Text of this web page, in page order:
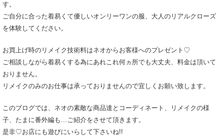
す。
ご自分に合った着易くて優しいオンリーワンの服、大人のリアルクローズ
を体験してください。
お買上げ時のリメイク技術料はネオからお客様へのプレゼント♡
ご相談しながら着易くする為にあれこれ何ヵ所でも大丈夫、料金は頂いて
おりません。
リメイクのみのお仕事は承っておりませんので宜しくお願い致します。
このブログでは、ネオの素敵な商品達とコーディネート、リメイクの様
子、たまに番外編も…ご紹介をさせて頂きます。
是非♡お店にも遊びにいらして下さいね!!